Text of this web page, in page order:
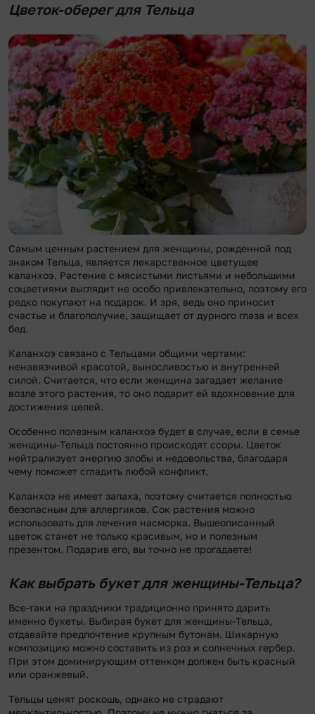
Цветок-оберег для Тельца
Самым ценным растением для женщины, рожденной под
знаком Тельца, является лекарственное цветущее
каланхоэ. Растение с мясистыми листьями и небольшими
соцветиями выглядит не особо привлекательно, поэтому его
редко покупают на подарок. И зря, ведь оно приносит
счастье и благополучие, защищает от дурного глаза и всех
бед.
Каланхоэ связано с Тельцами общими чертами:
ненавязчивой красотой, выносливостью и внутренней
силой. Считается, что если женщина загадает желание
возле этого растения, то оно подарит ей вдохновение для
достижения целей.
Особенно полезным каланхоэ будет в случае, если в семье
женщины-Тельца постоянно происходят ссоры. Цветок
нейтрализует энергию злобы и недовольства, благодаря
чему поможет сгладить любой конфликт.
Каланхоэ не имеет запаха, поэтому считается полностью
безопасным для аллергиков. Сок растения можно
использовать для лечения насморка. Вышеописанный
цветок станет не только красивым, но и полезным
презентом. Подарив его, вы точно не прогадаете!
Как выбрать букет для женщины-Тельца?
Все-таки на праздники традиционно принято дарить
именно букеты. Выбирая букет для женщины-Тельца,
отдавайте предпочтение крупным бутонам. Шикарную
композицию можно составить из роз и солнечных гербер.
При этом доминирующим оттенком должен быть красный
или оранжевый.
Тельцы ценят роскошь, однако не страдают